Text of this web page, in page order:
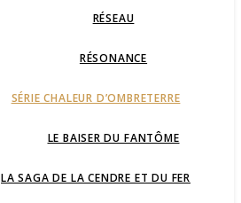
RÉSEAU
RÉSONANCE
SÉRIE CHALEUR D’OMBRETERRE
LE BAISER DU FANTÔME
LA SAGA DE LA CENDRE ET DU FER